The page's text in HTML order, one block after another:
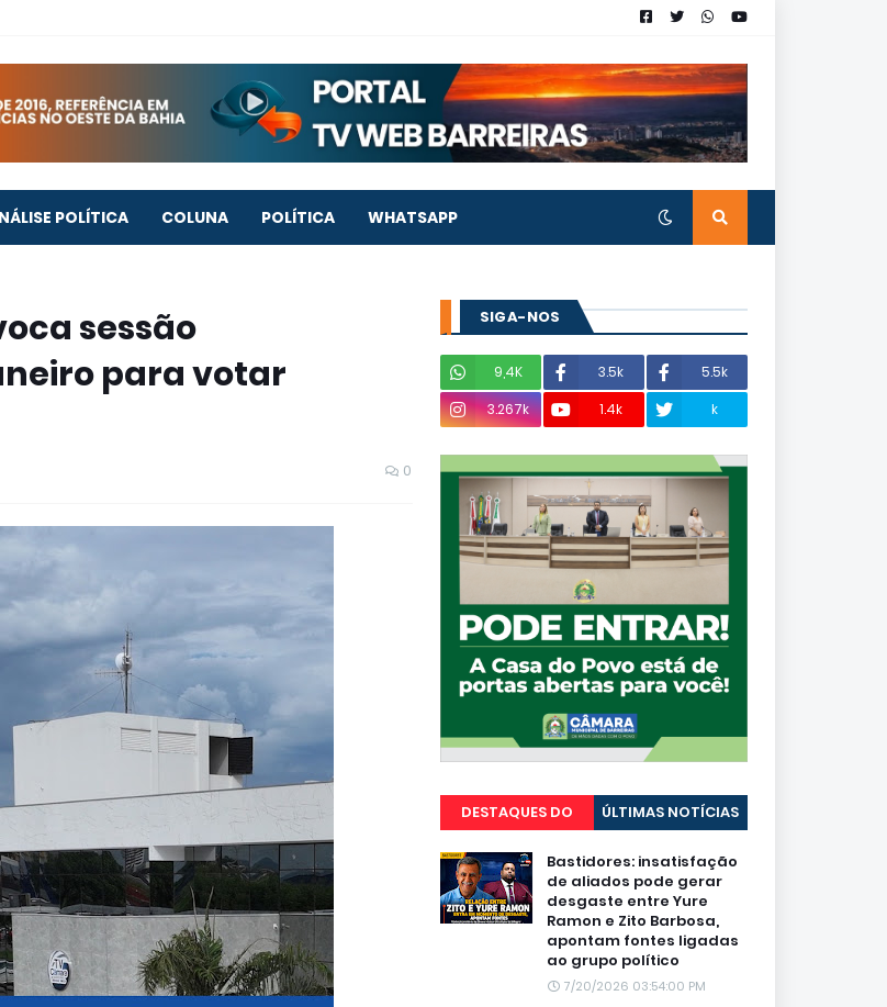
POLÍTICA COLUNA POLÍTICA WHATSAPP
sessão
para votar
0
SIGA-NOS
9,4K 3.5k
5.5k
3.267k
1.4k k
DESTAQUES DO
PORTAL
ÚLTIMAS NOTÍCIAS
Bastidores: insatisfação
de aliados pode gerar
desgaste entre Yure
Ramon e Zito Barbosa,
apontam fontes ligadas
ao grupo político
7/20/2026 03:54:00 PM